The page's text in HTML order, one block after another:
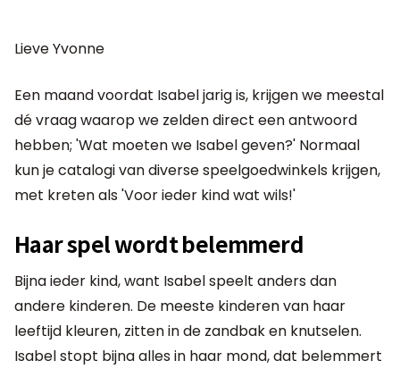
Lieve Yvonne
Een maand voordat Isabel jarig is, krijgen we meestal
dé vraag waarop we zelden direct een antwoord
hebben; 'Wat moeten we Isabel geven?' Normaal
kun je catalogi van diverse speelgoedwinkels krijgen,
met kreten als 'Voor ieder kind wat wils!'
Haar spel wordt belemmerd
Bijna ieder kind, want Isabel speelt anders dan
andere kinderen. De meeste kinderen van haar
leeftijd kleuren, zitten in de zandbak en knutselen.
Isabel stopt bijna alles in haar mond, dat belemmert